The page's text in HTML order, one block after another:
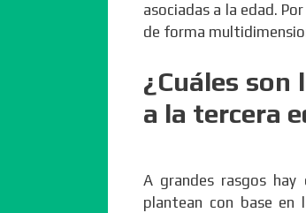
asociadas a la edad.
de forma
¿Cuáles son
a la tercera
A grandes rasgos hay
plantean con base en